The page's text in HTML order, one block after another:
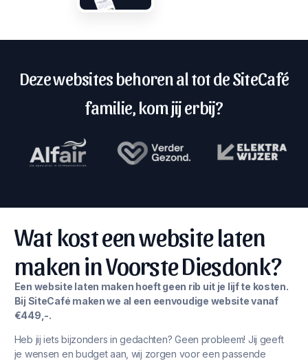
Deze websites behoren al tot de SiteCafé
familie, kom jij erbij?
Wat kost een website laten
maken in Voorste Diesdonk?
Een website laten maken hoeft geen rib uit je lijf te kosten.
Bij SiteCafé maken we al een eenvoudige website vanaf
€449,-.
Heb jij iets bijzonders in gedachten? Geen probleem! Jij geeft
je wensen en budget aan, wij zorgen voor een passende